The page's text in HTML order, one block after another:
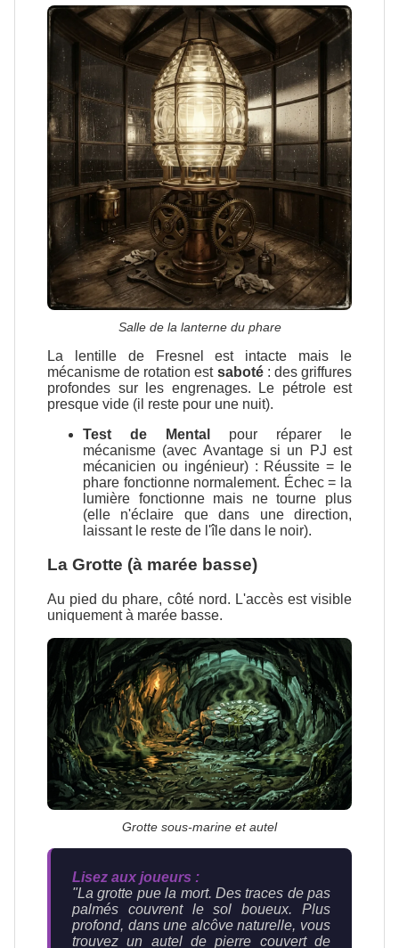
Salle de la lanterne du phare
La lentille de Fresnel est intacte mais le
mécanisme de rotation est saboté: des griffures
profondes sur les engrenages. Le pétrole est
presque vide (il reste pour une nuit).
Test de Mental
pour réparer le
mécanisme (avec Avantage si un PJ est
mécanicien ou ingénieur) : Réussite = le
phare fonctionne normalement. Échec = la
lumière fonctionne mais ne tourne plus
(elle n'éclaire que dans une direction,
laissant le reste de l'île dans le noir).
La Grotte (à marée basse)
Au pied du phare, côté nord. L'accès est visible
uniquement à marée basse.
Grotte sous-marine et autel
Lisez aux joueurs :
"La grotte pue la mort. Des traces de pas
palmés couvrent le sol boueux. Plus
profond, dans une alcôve naturelle, vous
trouvez un autel de pierre couvert de